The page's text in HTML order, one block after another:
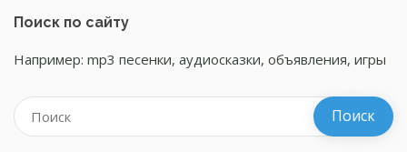
Поиск по сайту
Например: mp3 песенки, аудиосказки, объявления, игры